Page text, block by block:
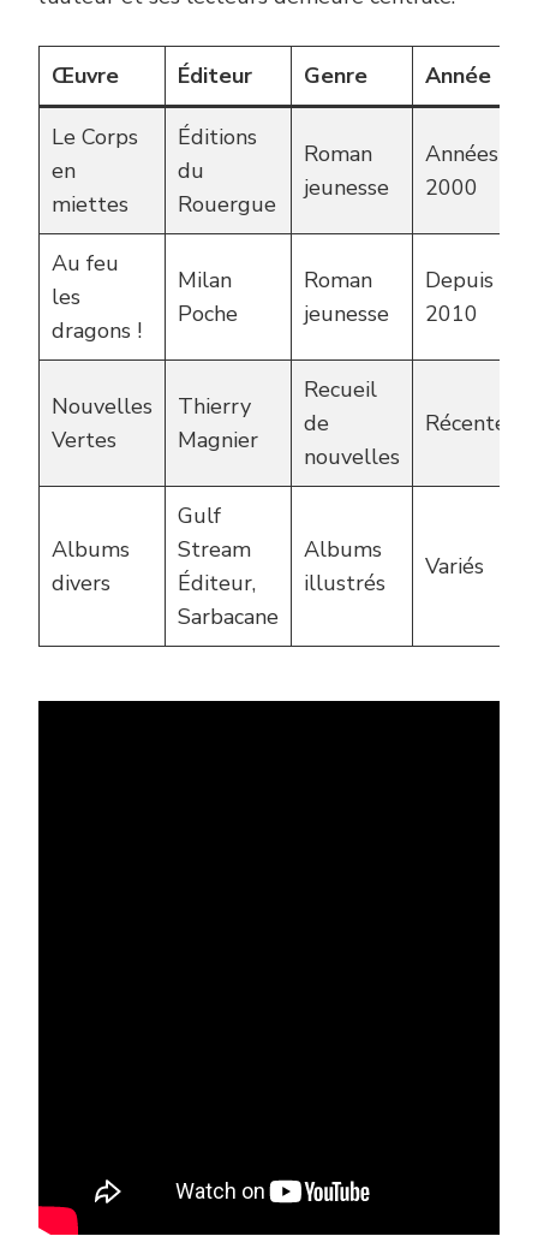
Œuvre Éditeur Genre Année
Le Corps
en
miettes
Éditions
du
Rouergue
Roman
jeunesse
Années
2000
Au feu
les
dragons !
Milan
Poche
Roman
jeunesse
Depuis
2010
Nouvelles
Vertes
Thierry
Magnier
Recueil
de
nouvelles
Récente
Albums
divers
Gulf
Stream
Éditeur,
Sarbacane
Albums
illustrés
Variés